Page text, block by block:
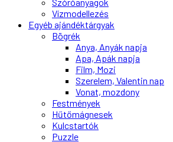
Vízmodellezés
Egyéb ajándéktárgyak
Bögrék
Anya, Anyák napja
Apa, Apák napja
Film, Mozi
Szerelem, Valentin nap
Vonat, mozdony
Festmények
Hűtőmágnesek
Kulcstartók
Puzzle